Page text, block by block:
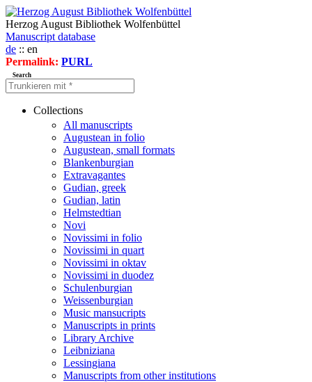
Herzog August Bibliothek Wolfenbüttel
Manuscript database
de :: en
Permalink: PURL
Search
Collections
All manuscripts
Augustean in folio
Augustean, small formats
Blankenburgian
Extravagantes
Gudian, greek
Gudian, latin
Helmstedtian
Novi
Novissimi in folio
Novissimi in quart
Novissimi in oktav
Novissimi in duodez
Schulenburgian
Weissenburgian
Music mansucripts
Manuscripts in prints
Library Archive
Leibniziana
Lessingiana
Manuscripts from other institutions